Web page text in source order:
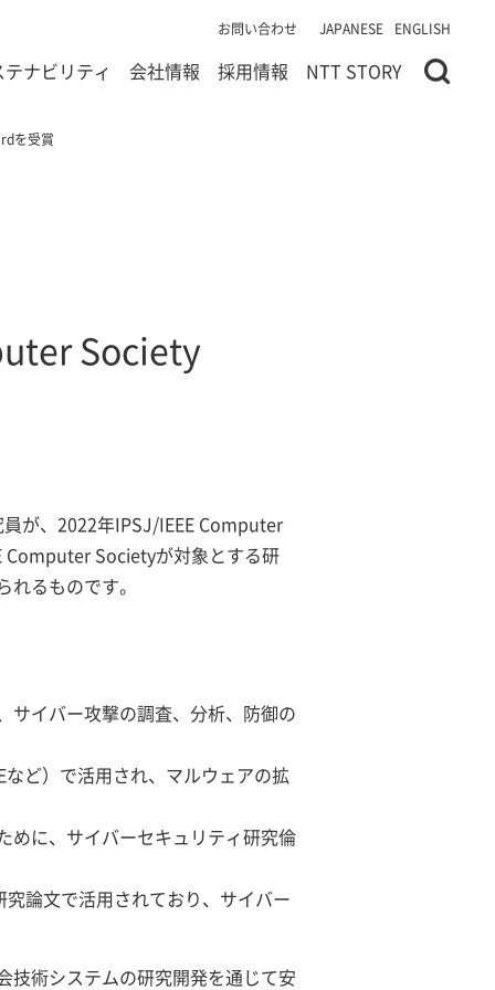
お問い合わせ JAPANESE ENGLISH
テナビリティ 会社情報 採用情報 NTT STORY
を受賞
Society
が、2022年IPSJ/IEEE Computer
Computer Societyが対象とする研
るものです。
サイバー攻撃の調査、分析、防御の
ど）で活用され、マルウェアの拡
めに、サイバーセキュリティ研究倫
論文で活用されており、サイバー
技術システムの研究開発を通じて安